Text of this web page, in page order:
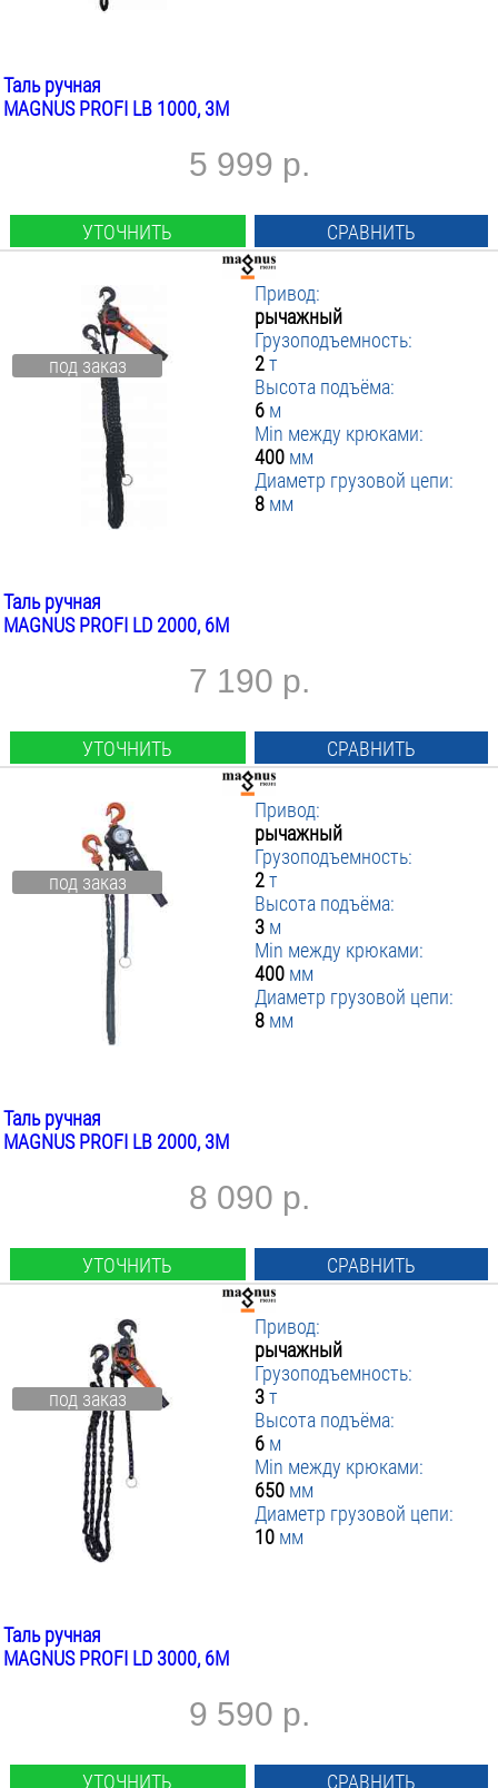
Таль ручная
MAGNUS PROFI LB 1000, 3М
5 999 р.
УТОЧНИТЬ СРАВНИТЬ
под заказ
Привод:
рычажный
Грузоподъемность:
2т
Высота подъёма:
6 м
Min между крюками:
400 мм
Диаметр грузовой цепи:
8 мм
Таль ручная
MAGNUS PROFI LD 2000, 6М
7 190 р.
УТОЧНИТЬ СРАВНИТЬ
под заказ
Привод:
рычажный
Грузоподъемность:
2т
Высота подъёма:
3 м
Min между крюками:
400 мм
Диаметр грузовой цепи:
8 мм
Таль ручная
MAGNUS PROFI LB 2000, 3М
8 090 р.
УТОЧНИТЬ СРАВНИТЬ
под заказ
Привод:
рычажный
Грузоподъемность:
3т
Высота подъёма:
6 м
Min между крюками:
650 мм
Диаметр грузовой цепи:
10 мм
Таль ручная
MAGNUS PROFI LD 3000, 6М
9 590 р.
УТОЧНИТЬ СРАВНИТЬ